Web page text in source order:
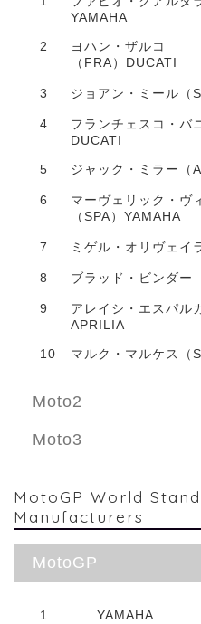
YAMAHA
2
ヨハン・ザルコ
（FRA）DUCATI
3 ジョアン・ミール（
4
フランチェスコ・バ
DUCATI
5 ジャック・ミラー（
6
マーヴェリック・ヴ
（SPA）YAMAHA
7 ミゲル・オリヴェイ
8 ブラッド・ビンダー
9
アレイシ・エスパル
APRILIA
10 マルク・マルケス（
Moto2
Moto3
MotoGP World
Manufacturers
MotoGP
1 YAMAHA